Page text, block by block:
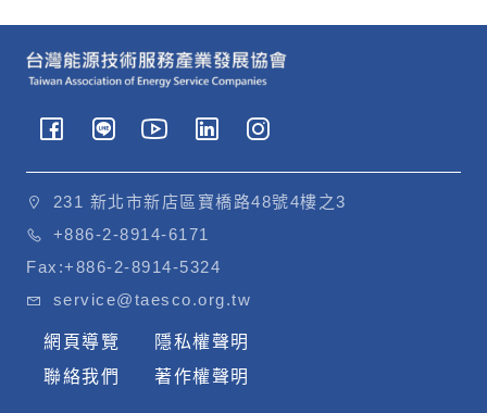
231 新北市新店區寶橋路48號4樓之3
+886-2-8914-6171
Fax:+886-2-8914-5324
service@taesco.org.tw
網頁導覽
聯絡我們
隱私權聲明
著作權聲明